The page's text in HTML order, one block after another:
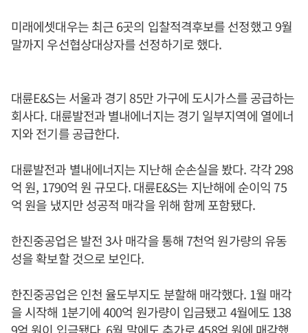
미래에셋대우는 최근 6곳의 입찰적격후보를 선정했고 9월
말까지 우선협상대상자를 선정하기로 했다.
대륜E&S는 서울과 경기 85만 가구에 도시가스를 공급하는
회사다. 대륜발전과 별내에너지는 경기 일부지역에 열에너
지와 전기를 공급한다.
대륜발전과 별내에너지는 지난해 순손실을 봤다. 각각 298
억 원, 1790억 원 규모다. 대륜E&S는 지난해에 순이익 75
억 원을 냈지만 성공적 매각을 위해 함께 포함됐다.
한진중공업은 발전 3사 매각을 통해 7천억 원가량의 유동
성을 확보할 것으로 보인다.
한진중공업은 인천 율도부지도 분할해 매각했다. 1월 매각
을 시작해 1분기에 400억 원가량이 입금됐고 4월에도 138